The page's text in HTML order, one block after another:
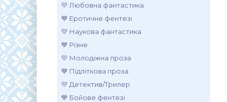
💛 Любовна фантастика
💙 Еротичне фентезі
💛 Наукова фантастика
💙 Різне
💛 Молодіжна проза
💙 Підліткова проза
💛 Детектив/Трилер
💙 Бойове фентезі